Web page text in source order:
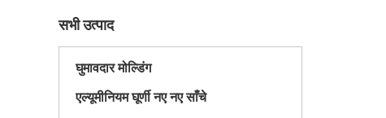
सभी उत्पाद
घुमावदार मोल्डिंग
एल्यूमीनियम घूर्णी नए नए साँचे